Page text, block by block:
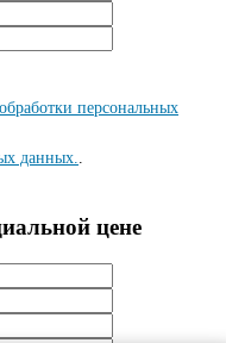
персональных
данных..
цене